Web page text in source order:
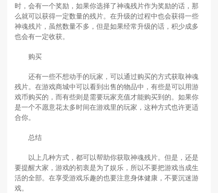
时，会有一个奖励，如果你选择了神魂残片作为奖励的话，那
么就可以获得一定数量的残片。在升级的过程中也会获得一些
神魂残片，虽然数量不多，但是如果经常升级的话，积少成多
也会有一定收获。
购买
还有一些不想动手的玩家，可以通过购买的方式获取神魂
残片。在游戏商城中可以看到出售的物品中，有些是可以用游
戏币购买的，而有些则是需要玩家充值才能购买到的。如果你
是一个不愿意花太多时间在游戏里的玩家，这种方式也许更适
合你。
总结
以上几种方式，都可以帮助你获取神魂残片。但是，还是
要提醒大家，游戏的初衷是为了娱乐，所以不要把游戏当成生
活的全部。在享受游戏乐趣的也要注意身体健康，不要沉迷游
戏。